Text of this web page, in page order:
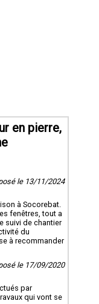
en pierre,
le 13/11/2024
à Socorebat.
fenêtres, tout a
suivi de chantier
du
à recommander
le 17/09/2020
par
qui vont se